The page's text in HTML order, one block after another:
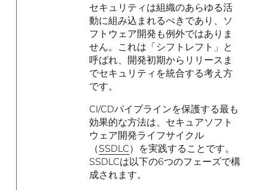
セキュリティは組織のあらゆる活
動に組み込まれるべきであり、ソ
フトウェア開発も例外ではありま
せん。これは「シフトレフト」と
呼ばれ、開発初期からリリースま
でセキュリティを統合する考え方
です。
CI/CDパイプラインを保護する最も
効果的な方法は、セキュアソフト
ウェア開発ライフサイクル
（SSDLC）を実践することです。
SSDLCは以下の6つのフェーズで構
成されます。